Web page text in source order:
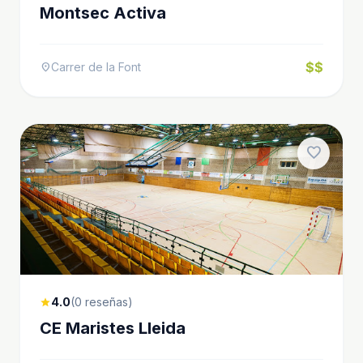
Montsec Activa
location_onCarrer de la Font $$
favorite
star4.0(0 reseñas)
CE Maristes Lleida